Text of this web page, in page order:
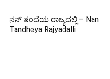
ನನ್ ತಂದೆಯ ರಾಜ್ಯದಲ್ಲಿ – Nan
Tandheya Rajyadalli